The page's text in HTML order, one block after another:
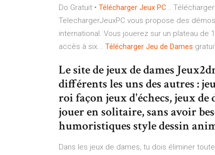
Do Gratuit • Télécharger Jeux PC…
TelechargerJeuxPC vous propose des
international. Vous jouerez sur un plateau
accès à six... Télécharger Jeu de Dames
Le site de jeux de dames
différents les uns des autres :
roi façon jeux d'échecs, jeux
jouer en solitaire, sans avoir
humoristiques style dessin
Dans les jeux de dames, tu dois éliminer